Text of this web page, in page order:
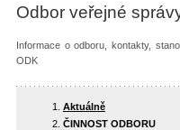
Odbor veřejné
Informace o odboru, kontakty,
ODK
Aktuálně
ČINNOST ODBORU